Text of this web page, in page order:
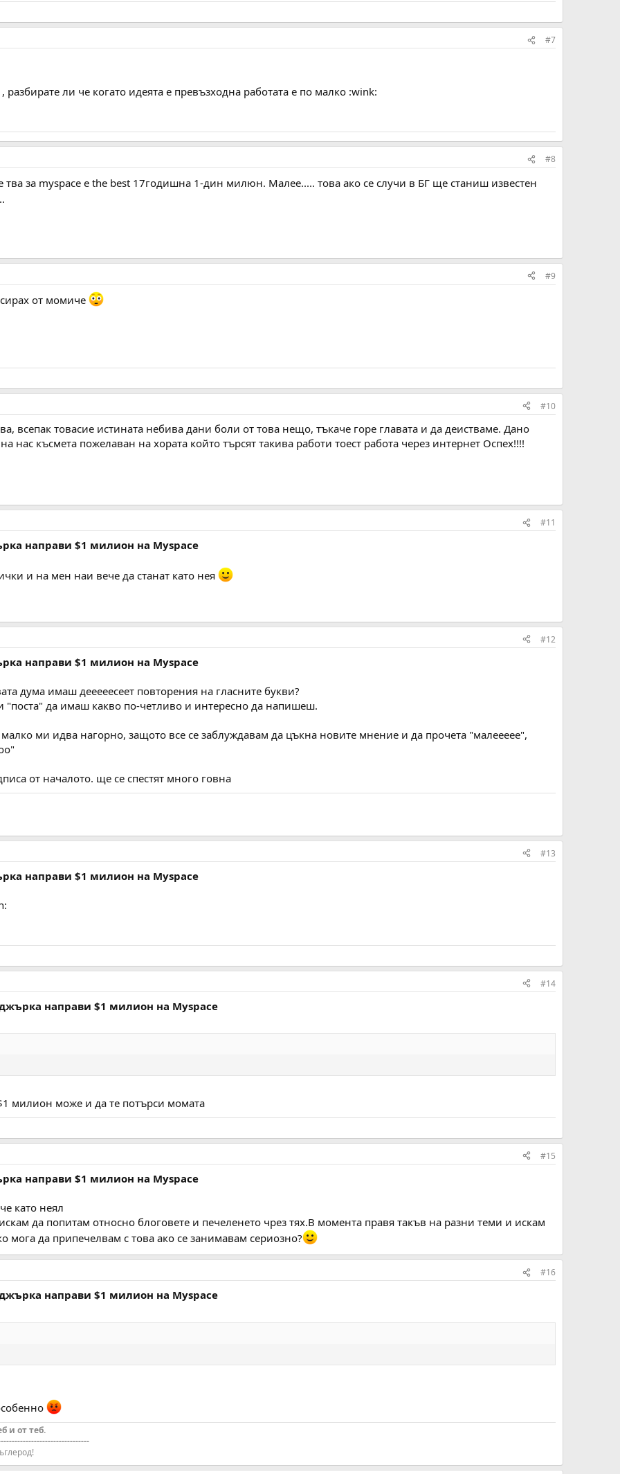
#7
разбирате ли че когато идеята е превъзходна работата е по малко :wink:
#8
тва за myspace e the best 17годишна 1-дин милюн. Малее..... това ако се случи в БГ ще станиш известен
#9
от момиче
#10
всепак товасие истината небива дани боли от това нещо, тъкаче горе главата и да деистваме. Дано
нас късмета пожелаван на хората който търсят такива работи тоест работа через интернет Оспех!!!!
#11
направи $1 милион на Myspace
и на мен наи вече да станат като нея
#12
направи $1 милион на Myspace
дума имаш дееееесеет повторения на гласните букви?
"поста" да имаш какво по-четливо и интересно да напишеш.
малко ми идва нагорно, защото все се заблуждавам да цъкна новите мнение и да прочета "малеееее",
от началото. ще се спестят много говна
#13
направи $1 милион на Myspace
#14
направи $1 милион на Myspace
милион може и да те потърси момата
#15
направи $1 милион на Myspace
като неял
да попитам относно блоговете и печеленето чрез тях.В момента правя такъв на разни теми и искам
мога да припечелвам с това ако се занимавам сериозно?
#16
направи $1 милион на Myspace
и от теб.